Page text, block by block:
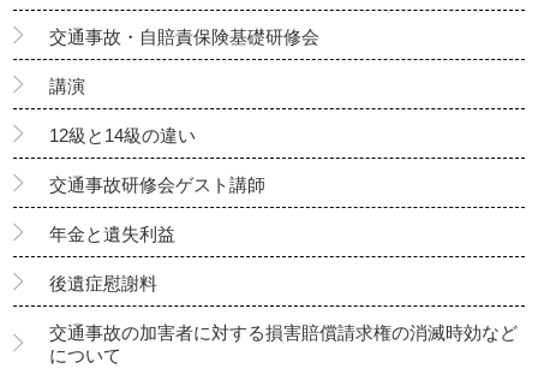
交通事故・自賠責保険基礎研修会
講演
12級と14級の違い
交通事故研修会ゲスト講師
年金と遺失利益
後遺症慰謝料
交通事故の加害者に対する損害賠償請求権の消滅時効など
について